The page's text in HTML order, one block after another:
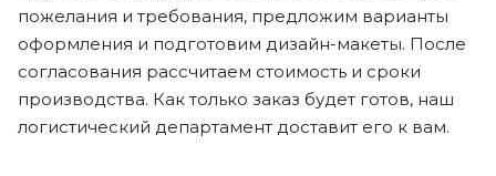
пожелания и требования, предложим варианты
оформления и подготовим дизайн-макеты. После
согласования рассчитаем стоимость и сроки
производства. Как только заказ будет готов, наш
логистический департамент доставит его к вам.